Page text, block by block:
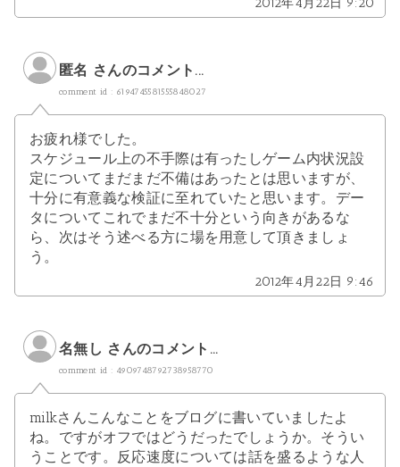
匿名 さんのコメント...
comment id : 6194745581555848027
お疲れ様でした。
スケジュール上の不手際は有ったしゲーム内状況設
定についてまだまだ不備はあったとは思いますが、
十分に有意義な検証に至れていたと思います。デー
タについてこれでまだ不十分という向きがあるな
ら、次はそう述べる方に場を用意して頂きましょ
う。
2012年4月22日 9:46
名無し さんのコメント...
comment id : 4909748792738958770
milkさんこんなことをブログに書いていましたよ
ね。ですがオフではどうだったでしょうか。そうい
うことです。反応速度については話を盛るような人